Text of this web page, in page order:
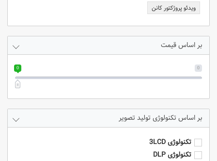
ویدئو پروژکتور کانن
بر اساس قیمت
0
0
تکنولوژی تولید تصویر
تکنولوژی 3LCD
تکنولوژی DLP